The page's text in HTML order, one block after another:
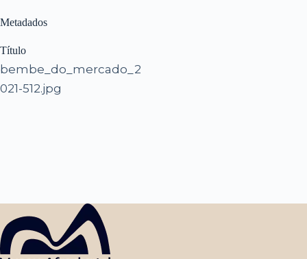
Metadados
Título
bembe_do_mercado_2
021-512.jpg